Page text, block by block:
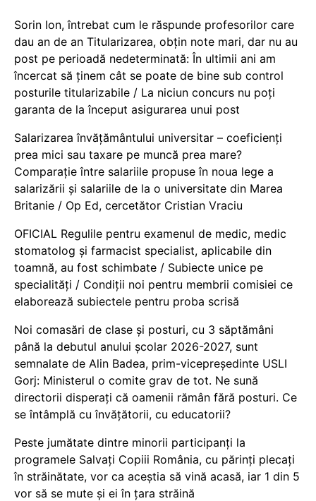
Sorin Ion, întrebat cum le răspunde profesorilor care
dau an de an Titularizarea, obțin note mari, dar nu au
post pe perioadă nedeterminată: În ultimii ani am
încercat să ținem cât se poate de bine sub control
posturile titularizabile / La niciun concurs nu poți
garanta de la început asigurarea unui post
Salarizarea învățământului universitar – coeficienți
prea mici sau taxare pe muncă prea mare?
Comparație între salariile propuse în noua lege a
salarizării și salariile de la o universitate din Marea
Britanie / Op Ed, cercetător Cristian Vraciu
OFICIAL Regulile pentru examenul de medic, medic
stomatolog și farmacist specialist, aplicabile din
toamnă, au fost schimbate / Subiecte unice pe
specialități / Condiții noi pentru membrii comisiei ce
elaborează subiectele pentru proba scrisă
Noi comasări de clase și posturi, cu 3 săptămâni
până la debutul anului școlar 2026-2027, sunt
semnalate de Alin Badea, prim-vicepreședinte USLI
Gorj: Ministerul o comite grav de tot. Ne sună
directorii disperați că oamenii rămân fără posturi. Ce
se întâmplă cu învățătorii, cu educatorii?
Peste jumătate dintre minorii participanți la
programele Salvați Copiii România, cu părinți plecați
în străinătate, vor ca aceștia să vină acasă, iar 1 din 5
vor să se mute și ei în țara străină